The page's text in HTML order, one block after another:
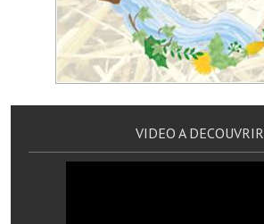
TOURISME, PATRIMOINE
Fressin, ville d'histoire
L'église
VIDEO A DECOUVRIR